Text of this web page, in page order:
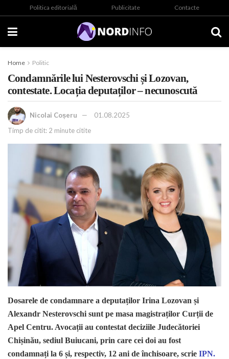
Politica editorială Publicitate Contacte
Home Politic
Condamnările lui Nesterovschi și Lozovan,
contestate. Locația deputaților – necunoscută
Nicolai Coșeru
01.08.2025
Timp de citit: 2 minute citite
Dosarele de condamnare a deputaților Irina Lozovan și
Alexandr Nesterovschi sunt pe masa magistraților Curții de
Apel Centru. Avocații au contestat deciziile Judecătoriei
Chișinău, sediul Buiucani, prin care cei doi au fost
condamnați la 6 și, respectiv, 12 ani de închisoare, scrie IPN.